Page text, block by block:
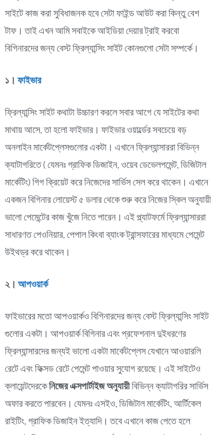
সাইটে কাজ করা সুবিধাজনক হবে সেটা ফাইন্ড আউট করা কিন্তু বেশ
টাফ। তাই এখন আমি সবাইকে আইডিয়া দেয়ার ট্রাই করবো
বিগিনারদের জন্য বেস্ট ফ্রিল্যান্সিং সাইট কোনগুলো সেটা সম্পর্কে।
১। ফাইভার
ফ্রিল্যান্সিং সাইট কথাটা উচ্চারণ করলে সবার আগে যে সাইটের কথা
মাথায় আসে, তা হলো ফাইভার। ফাইভার ওয়ার্ল্ডের সবচেয়ে বড়
অনলাইন মার্কেটপ্লেসগুলোর একটা। এখানে ফ্রিল্যান্সাররা বিভিন্ন
ক্যাটাগরিতে ( যেমনঃ গ্রাফিক ডিজাইন, ওয়েব ডেভেলপমেন্ট, ডিজিটাল
মার্কেটিং) গিগ ক্রিয়েট করে নিজেদের সার্ভিস সেল করে থাকেন। এখানে
একজন বিগিনার লোয়েস্ট ৫ ডলার থেকে শুরু করে নিজের স্কিল অনুযায়ী
ভালো পেমেন্টের কাজ খুঁজে নিতে পারেন। এই প্ল্যাটফর্মে ফ্রিল্যান্সাররা
সাধারণত পেওনিয়ার, পেপাল কিংবা ব্যাংক ট্রান্সফারের মাধ্যমে পেমেন্ট
উইথড্র করে থাকেন।
২। আপওয়ার্ক
ফাইভারের মতো আপওয়ার্কও বিগিনারদের জন্য বেস্ট ফ্রিল্যান্সিং সাইট
গুলোর একটা। আপওয়ার্ক বিগিনার এবং প্রফেশনাল দুইধরণের
ফ্রিল্যান্সারদের জন্যই ভালো একটা মার্কেটপ্লেস যেখানে আওয়ারলি
রেটে এবং ফিক্সড রেটে পেমেন্ট পাওয়ার সুযোগ রয়েছে। এই সাইটেও
ক্লায়েন্টদেরকেনিজের এক্সপার্টাইজ অনুযায়ীবিভিন্ন ক্যাটাগরির সার্ভিস
অফার করতে পারবেন। যেমনঃ এসইও, ডিজিটাল মার্কেটিং, আর্টিকেল
রাইটিং, গ্রাফিক ডিজাইন ইত্যাদি। তবে এখানে কাজ পেতে হলে